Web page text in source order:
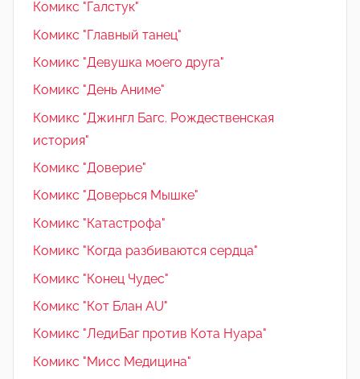
Комикс "Галстук"
Комикс "Главный танец"
Комикс "Девушка моего друга"
Комикс "День Аниме"
Комикс "Джингл Багс. Рождественская
история"
Комикс "Доверие"
Комикс "Доверься Мышке"
Комикс "Катастрофа"
Комикс "Когда разбиваются сердца"
Комикс "Конец Чудес"
Комикс "Кот Блан AU"
Комикс "ЛедиБаг против Кота Нуара"
Комикс "Мисс Медицина"